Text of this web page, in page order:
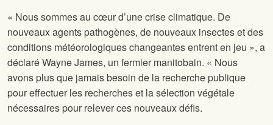
« Nous sommes au cœur d’une crise climatique. De
nouveaux agents pathogènes, de nouveaux insectes et des
conditions météorologiques changeantes entrent en jeu », a
déclaré Wayne James, un fermier manitobain. « Nous
avons plus que jamais besoin de la recherche publique
pour effectuer les recherches et la sélection végétale
nécessaires pour relever ces nouveaux défis.